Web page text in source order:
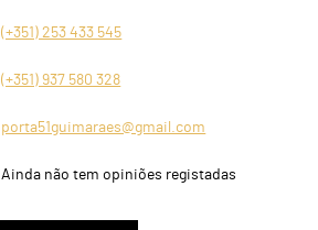
(+351) 253 433 545
(+351) 937 580 328
porta51guimaraes@gmail.com
Ainda não tem opiniões registadas